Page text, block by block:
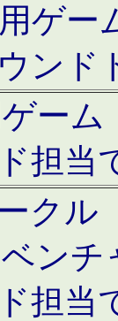
ゲー
ン
ー
担当
クル
ン
担当